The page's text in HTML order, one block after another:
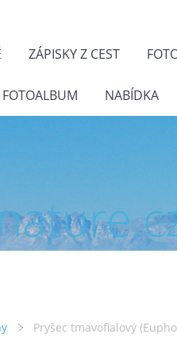
ZÁPISKY Z CEST
FOTOALBUM NABÍDKA
Pryšec tmavofialový